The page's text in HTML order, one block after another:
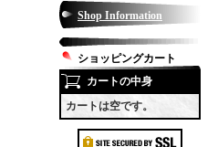
Shop Information
ショッピングカート
カートの中身
カートは空です。